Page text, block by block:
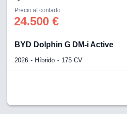
Precio al contado
24.500 €
BYD Dolphin G DM-i Active
2026 Híbrido 175 CV